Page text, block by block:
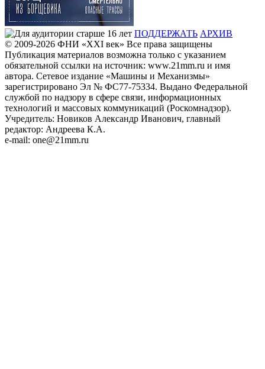
ПОДДЕРЖАТЬ АРХИВ
© 2009-2026 ФHИ «XXI век» Все права защищены
Публикация материалов возможна только с указанием
обязательной ссылки на источник: www.21mm.ru и имя
автора. Сетевое издание «Машины и Механизмы»
зарегистрировано Эл № ФС77-75334. Выдано Федеральной
службой по надзору в сфере связи, информационных
технологий и массовых коммуникаций (Роскомнадзор).
Учредитель: Новиков Александр Иванович, главный
редактор: Андреева К.А.
e-mail: one@21mm.ru